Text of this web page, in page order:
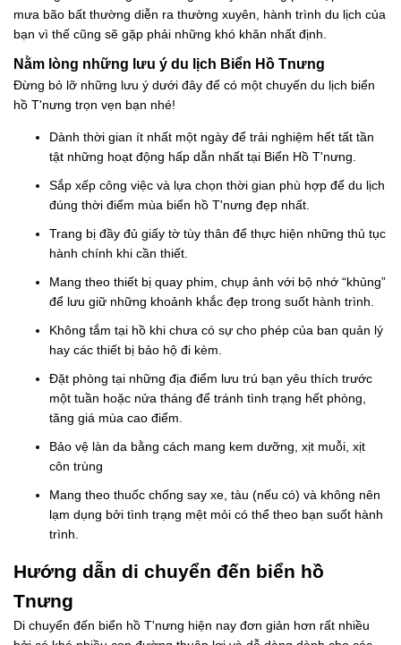
mưa bão bất thường diễn ra thường xuyên, hành trình du lịch của
bạn vì thế cũng sẽ gặp phải những khó khăn nhất định.
Nằm lòng những lưu ý du lịch Biển Hồ Tnưng
Đừng bỏ lỡ những lưu ý dưới đây để có một chuyến du lịch biển
hồ T'nưng trọn vẹn bạn nhé!
Dành thời gian ít nhất một ngày để trải nghiệm hết tất tần
tật những hoạt động hấp dẫn nhất tại Biển Hồ T'nưng.
Sắp xếp công việc và lựa chọn thời gian phù hợp để du lịch
đúng thời điểm mùa biển hồ T'nưng đẹp nhất.
Trang bị đầy đủ giấy tờ tùy thân để thực hiện những thủ tục
hành chính khi cần thiết.
Mang theo thiết bị quay phim, chụp ảnh với bộ nhớ “khủng”
để lưu giữ những khoảnh khắc đẹp trong suốt hành trình.
Không tắm tại hồ khi chưa có sự cho phép của ban quản lý
hay các thiết bị bảo hộ đi kèm.
Đặt phòng tại những địa điểm lưu trú bạn yêu thích trước
một tuần hoặc nửa tháng để tránh tình trạng hết phòng,
tăng giá mùa cao điểm.
Bảo vệ làn da bằng cách mang kem dưỡng, xịt muỗi, xịt
côn trùng
Mang theo thuốc chống say xe, tàu (nếu có) và không nên
lạm dụng bởi tình trạng mệt mỏi có thể theo bạn suốt hành
trình.
Hướng dẫn di chuyển đến biển hồ
Tnưng
Di chuyển đến biển hồ T'nưng hiện nay đơn giản hơn rất nhiều